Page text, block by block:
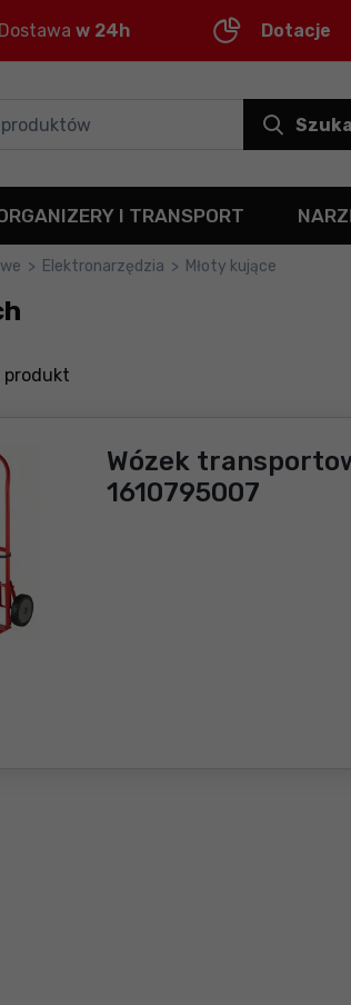
Dostawa w 24h Dotacje
I TRANSPORT
> Elektronarzędzia > Młoty kujące
produkt
Wózek
1610795007